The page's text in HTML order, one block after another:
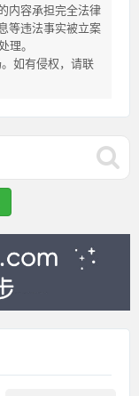
内容承担完全法律
等违法事实被立案
理。
如有侵权，请联